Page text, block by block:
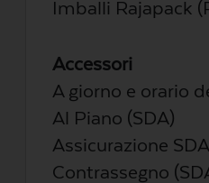
Imballi Rajapack
Accessori
A giorno e orario
Al Piano (SDA)
Assicurazione
Contrassegno